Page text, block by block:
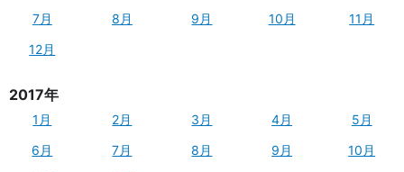
7月
8月 9月 10月
11月
12月
2017年
1月 2月 3月 4月
5月
6月
7月 8月 9月
10月